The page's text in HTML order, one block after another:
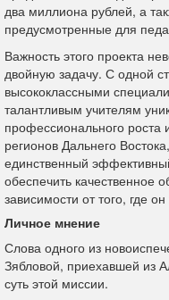
два миллиона рублей, а
предусмотренные для
Важность этого проекта
двойную задачу. С одной
высококлассными
талантливым учителям
профессионального
регионов Дальнего
единственный
обеспечить качественное
зависимости от того, где
Личное мнение
Слова одного из
Зябловой, приехавшей из
суть этой миссии.